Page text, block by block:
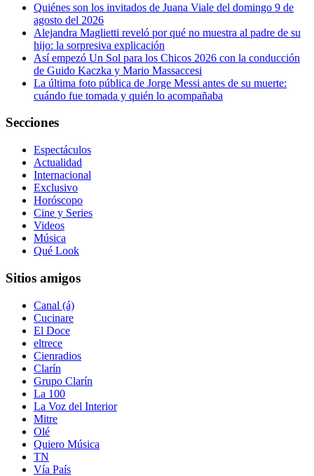
Quiénes son los invitados de Juana Viale del domingo 9 de
agosto del 2026
Alejandra Maglietti reveló por qué no muestra al padre de su
hijo: la sorpresiva explicación
Así empezó Un Sol para los Chicos 2026 con la conducción
de Guido Kaczka y Mario Massaccesi
La última foto pública de Jorge Messi antes de su muerte:
cuándo fue tomada y quién lo acompañaba
Secciones
Espectáculos
Actualidad
Internacional
Exclusivo
Horóscopo
Cine y Series
Videos
Música
Qué Look
Sitios amigos
Canal (á)
Cucinare
El Doce
eltrece
Cienradios
Clarín
Grupo Clarín
La 100
La Voz del Interior
Mitre
Olé
Quiero Música
TN
Vía País